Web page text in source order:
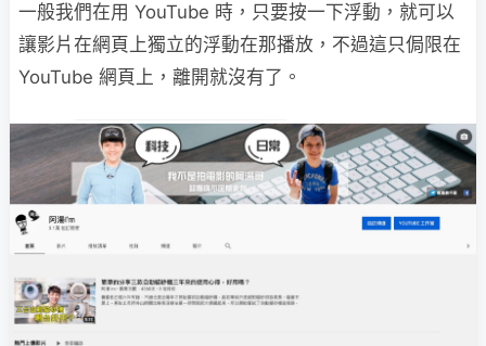
一般我們在用 YouTube 時，只要按一下浮動，就可以
讓影片在網頁上獨立的浮動在那播放，不過這只侷限在
YouTube 網頁上，離開就沒有了。